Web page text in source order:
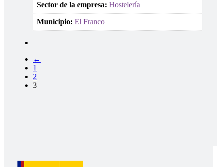
Sector de la empresa: Hostelería
Municipio: El Franco
←
1
2
3